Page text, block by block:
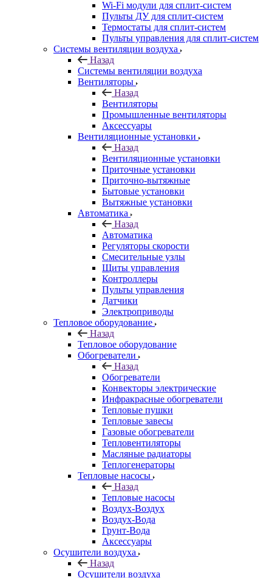
Wi-Fi модули для сплит-систем
Пульты ДУ для сплит-систем
Термостаты для сплит-систем
Пульты управления для сплит-систем
Системы вентиляции воздуха
Назад
Системы вентиляции воздуха
Вентиляторы
Назад
Вентиляторы
Промышленные вентиляторы
Аксессуары
Вентиляционные установки
Назад
Вентиляционные установки
Приточные установки
Приточно-вытяжные
Бытовые установки
Вытяжные установки
Автоматика
Назад
Автоматика
Регуляторы скорости
Смесительные узлы
Щиты управления
Контроллеры
Пульты управления
Датчики
Электроприводы
Тепловое оборудование
Назад
Тепловое оборудование
Обогреватели
Назад
Обогреватели
Конвекторы электрические
Инфракрасные обогреватели
Тепловые пушки
Тепловые завесы
Газовые обогреватели
Тепловентиляторы
Масляные радиаторы
Теплогенераторы
Тепловые насосы
Назад
Тепловые насосы
Воздух-Воздух
Воздух-Вода
Грунт-Вода
Аксессуары
Осушители воздуха
Назад
Осушители воздуха